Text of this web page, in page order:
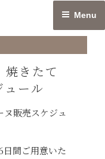
Menu
焼きたて
ール
ヌ販売スケジュ
間ご用意いた